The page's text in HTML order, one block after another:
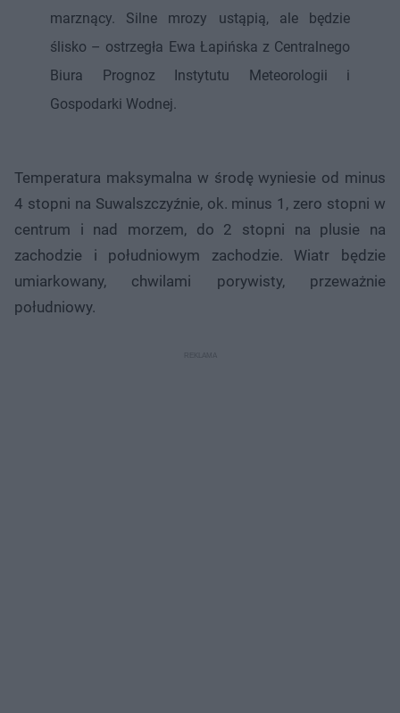
marznący. Silne mrozy ustąpią, ale będzie
ślisko – ostrzegła Ewa Łapińska z Centralnego
Biura Prognoz Instytutu Meteorologii i
Gospodarki Wodnej.
Temperatura maksymalna w środę wyniesie od minus
4 stopni na Suwalszczyźnie, ok. minus 1, zero stopni w
centrum i nad morzem, do 2 stopni na plusie na
zachodzie i południowym zachodzie. Wiatr będzie
umiarkowany, chwilami porywisty, przeważnie
południowy.